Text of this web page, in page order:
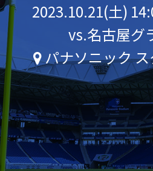
2023.10.21(土)
vs.名古屋グ
パナソニック ス